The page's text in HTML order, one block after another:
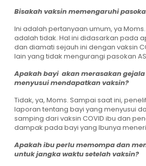
Bisakah vaksin memengaruhi
Ini adalah pertanyaan umum, ya
adalah tidak. Hal ini didasarkan pada
dan diamati sejauh ini dengan vaksin
lain yang tidak mengurangi pasokan
Apakah bayi akan merasakan
menyusui mendapatkan vaksin?
Tidak, ya, Moms. Sampai saat ini,
laporan tentang bayi yang menyusui
samping dari vaksin COVID ibu dan
dampak pada bayi yang Ibunya
Apakah ibu perlu memompa dan
untuk jangka waktu setelah vaksin?